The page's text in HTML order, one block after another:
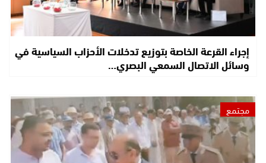
إجراء القرعة الخاصة بتوزيع تدخلات الأحزاب السياسية في
وسائل الاتصال السمعي البصري…
مجتمع